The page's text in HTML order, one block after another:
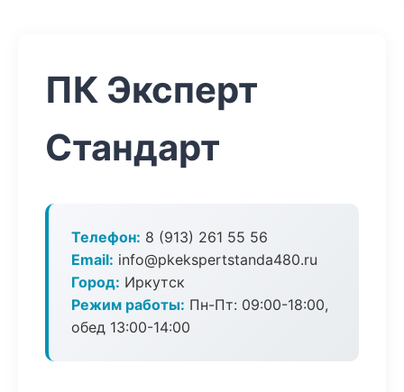
ПК Эксперт
Стандарт
Телефон: 8 (913) 261 55 56
Email: info@pkekspertstanda480.ru
Город: Иркутск
Режим работы: Пн-Пт: 09:00-18:00,
обед 13:00-14:00